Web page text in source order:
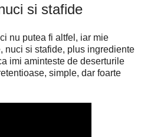
si stafide
nu putea fi altfel, iar mie
nuci si stafide, plus ingrediente
imi aminteste de deserturile
simple, dar foarte